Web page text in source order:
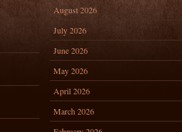
August 2026
July 2026
June 2026
May 2026
April 2026
March 2026